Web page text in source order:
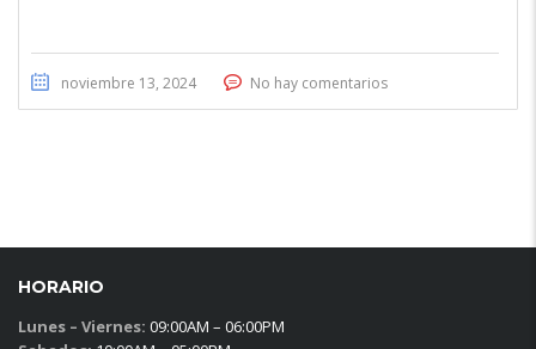
noviembre 13, 2024 No hay comentarios
HORARIO
Lunes – Viernes: 09:00AM – 06:00PM